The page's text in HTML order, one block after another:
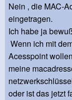
Nein , die MAC-
eingetragen.
Ich habe ja
Wenn ich mit
Acesspoint
meine
oder ist das jetzt